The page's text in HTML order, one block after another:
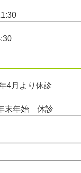
4月より休診
末年始 休診